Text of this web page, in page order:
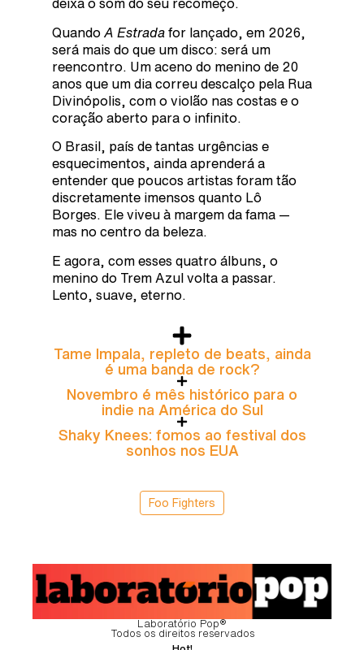
deixa o som do seu recomeço.
Quando A Estrada for lançado, em 2026,
será mais do que um disco: será um
reencontro. Um aceno do menino de 20
anos que um dia correu descalço pela Rua
Divinópolis, com o violão nas costas e o
coração aberto para o infinito.
O Brasil, país de tantas urgências e
esquecimentos, ainda aprenderá a
entender que poucos artistas foram tão
discretamente imensos quanto Lô
Borges. Ele viveu à margem da fama —
mas no centro da beleza.
E agora, com esses quatro álbuns, o
menino do Trem Azul volta a passar.
Lento, suave, eterno.
Tame Impala, repleto de beats, ainda
é uma banda de rock?
Novembro é mês histórico para o
indie na América do Sul
Shaky Knees: fomos ao festival dos
sonhos nos EUA
Foo Fighters
Laboratório Pop®
Todos os direitos reservados